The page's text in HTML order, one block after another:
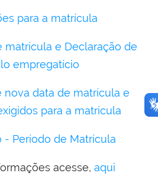
para a matrícula
matrícula e Declaração de
empregatício
nova data de matrícula e
para a matrícula
- Período de Matrícula
acesse, aqui